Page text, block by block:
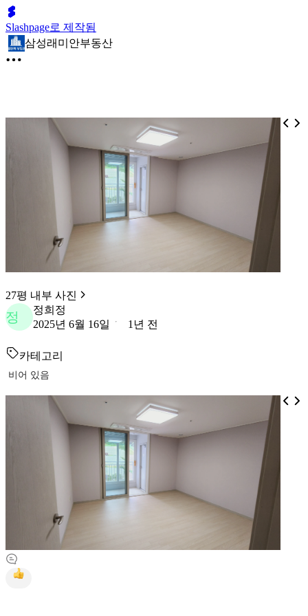
Slashpage로 제작됨
삼성래미안부동산
27평 내부 사진
정
정희정
2025년 6월 16일
1년 전
카테고리
비어 있음